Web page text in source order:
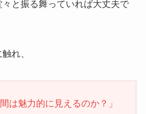
と振る舞っていれば大丈夫で
れ、
は魅力的に見えるのか？」